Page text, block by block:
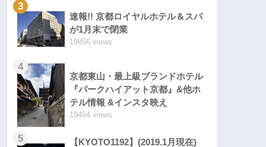
3
速報!! 京都ロイヤルホテル＆スパ
が1月末で閉業
19856 views
4
京都東山・最上級ブランドホテル
『パークハイアット京都』&他ホ
テル情報 &インスタ映え
19454 views
5
【KYOTO1192】(2019.1月現在)